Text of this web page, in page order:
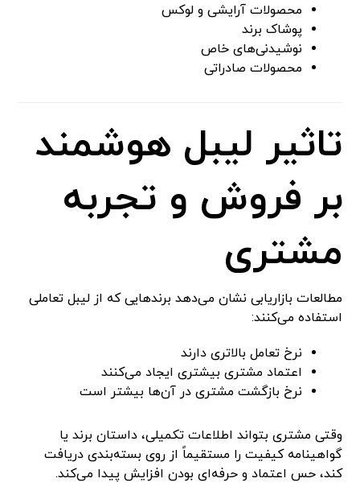
محصولات آرایشی و لوکس
پوشاک برند
نوشیدنی‌های خاص
محصولات صادراتی
تاثیر لیبل هوشمند
بر فروش و تجربه
مشتری
مطالعات بازاریابی نشان می‌دهد برندهایی که از لیبل تعاملی
استفاده می‌کنند:
نرخ تعامل بالاتری دارند
اعتماد مشتری بیشتری ایجاد می‌کنند
نرخ بازگشت مشتری در آن‌ها بیشتر است
وقتی مشتری بتواند اطلاعات تکمیلی، داستان برند یا
گواهینامه کیفیت را مستقیماً از روی بسته‌بندی دریافت
کند، حس اعتماد و حرفه‌ای بودن افزایش پیدا می‌کند.